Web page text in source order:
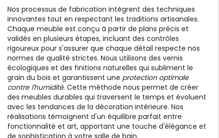
Nos processus de fabrication intègrent des techniques
innovantes tout en respectant les traditions artisanales.
Chaque meuble est conçu à partir de plans précis et
validés en plusieurs étapes, incluant des contrôles
rigoureux pour s'assurer que chaque détail respecte nos
normes de qualité strictes. Nous utilisons des vernis
écologiques et des finitions naturelles qui subliment le
grain du bois et garantissent une protection optimale
contre l'humidité. Cette méthode nous permet de créer
des meubles durables qui traversent le temps et évoluent
avec les tendances de la décoration intérieure. Nos
réalisations témoignent d'un équilibre parfait entre
fonctionnalité et art, apportant une touche d'élégance et
de sophistication à votre salle de bain.